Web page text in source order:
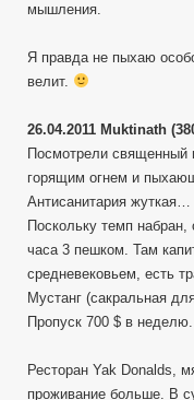
мышления.
Я правда не пыхаю
велит.
26.04.2011 Muktinath
Посмотрели священный
горящим огнем и
Антисанитария жуткая…
Поскольку темп набран,
часа 3 пешком. Там
средневековьем, есть
Мустанг (сакральная
Пропуск 700 $ в неделю.
Ресторан Yak Donalds,
проживание больше. В